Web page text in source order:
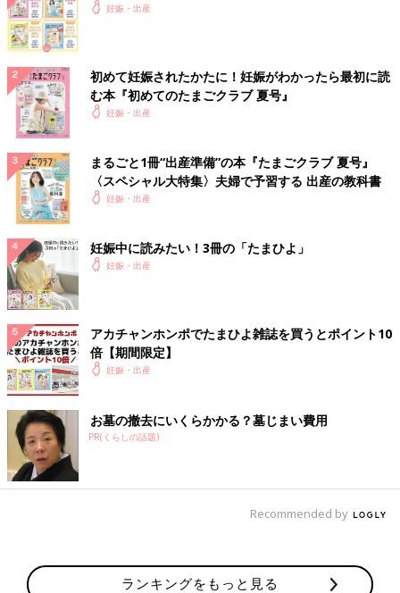
妊娠・出産
初めて妊娠されたかたに！妊娠がわかったら最初に読
む本『初めてのたまごクラブ 夏号』
妊娠・出産
まるごと1冊“出産準備”の本『たまごクラブ 夏号』
〈スペシャル大特集〉夫婦で予習する 出産の教科書
妊娠・出産
妊娠中に読みたい！3冊の「たまひよ」
妊娠・出産
アカチャンホンポでたまひよ雑誌を買うとポイント10
倍【期間限定】
妊娠・出産
お墓の撤去にいくらかかる？墓じまい費用
PR(くらしの話題)
Recommended by
ランキングをもっと見る